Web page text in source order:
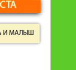
И МАЛЫШ